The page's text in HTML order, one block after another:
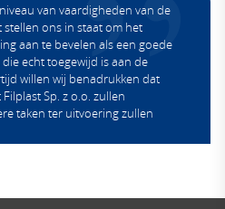
van vaardigheden van de
stellen ons in staat om het
aan te bevelen als een goede
echt toegewijd is aan de
willen wij benadrukken dat
Sp. z o.o. zullen
taken ter uitvoering zullen